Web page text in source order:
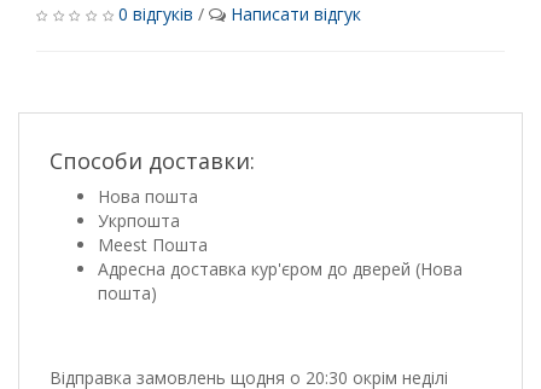
0 відгуків / Написати відгук
Способи доставки:
Нова пошта
Укрпошта
Meest Пошта
Адресна доставка кур'єром до дверей (Нова
пошта)
Відправка замовлень щодня о 20:30 окрім неділі